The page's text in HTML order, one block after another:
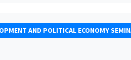
AND POLITICAL ECONOMY